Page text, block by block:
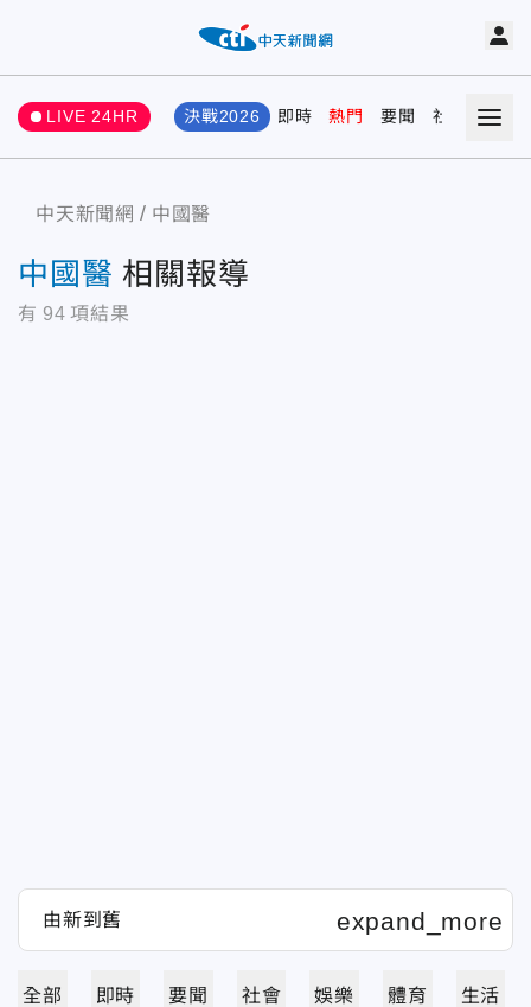
LIVE 24HR 決戰2026 即時 熱門 要聞 社會 娛樂
中天新聞網 中國醫
中國醫 相關報導
有 94 項結果
全部 即時 要聞 社會 娛樂 體育 生活